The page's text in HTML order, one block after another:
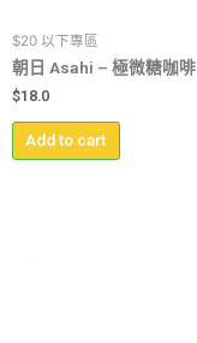
$20 以下專區
朝日 Asahi – 極微糖咖啡
$18.0
Add to cart